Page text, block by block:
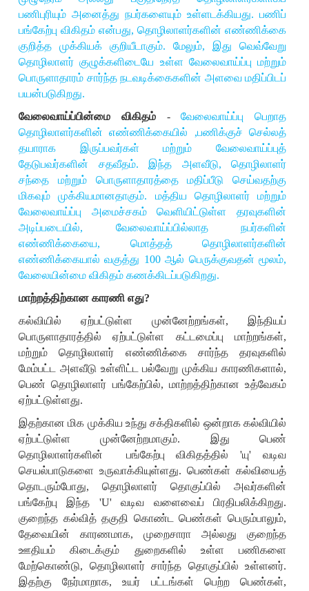
பணிபுரியும் அனைத்து நபர்களையும் உள்ளடக்கியது. பணிப்
பங்கேற்பு விகிதம் என்பது, தொழிலாளர்களின் எண்ணிக்கை
குறித்த முக்கியக் குறியீடாகும். மேலும், இது வெவ்வேறு
தொழிலாளர் குழுக்களிடையே உள்ள வேலைவாய்ப்பு மற்றும்
பொருளாதாரம் சார்ந்த நடவடிக்கைகளின் அளவை மதிப்பிடப்
பயன்படுகிறது.
வேலைவாய்ப்பின்மை விகிதம்-வேலைவாய்ப்பு பெறாத
தொழிலாளர்களின் எண்ணிக்கையில் ,பணிக்குச் செல்லத்
தயாராக இருப்பவர்கள் மற்றும் வேலைவாய்ப்புத்
தேடுபவர்களின் சதவீதம். இந்த அளவீடு, தொழிலாளர்
சந்தை மற்றும் பொருளாதாரத்தை மதிப்பீடு செய்வதற்கு
மிகவும் முக்கியமானதாகும். மத்திய தொழிலாளர் மற்றும்
வேலைவாய்ப்பு அமைச்சகம் வெளியிட்டுள்ள தரவுகளின்
அடிப்படையில், வேலைவாய்ப்பில்லாத நபர்களின்
எண்ணிக்கையை, மொத்தத் தொழிலாளர்களின்
எண்ணிக்கையால் வகுத்து 100ஆல் பெருக்குவதன் மூலம்,
வேலையின்மை விகிதம் கணக்கிடப்படுகிறது.
மாற்றத்திற்கான காரணி எது?
கல்வியில் ஏற்பட்டுள்ள முன்னேற்றங்கள், இந்தியப்
பொருளாதாரத்தில் ஏற்பட்டுள்ள கட்டமைப்பு மாற்றங்கள்,
மற்றும் தொழிலாளர் எண்ணிக்கை சார்ந்த தரவுகளில்
மேம்பட்ட அளவீடு உள்ளிட்ட பல்வேறு முக்கிய காரணிகளால்,
பெண் தொழிலாளர் பங்கேற்பில், மாற்றத்திற்கான உத்வேகம்
ஏற்பட்டுள்ளது.
இதற்கான மிக முக்கிய உந்து சக்திகளில் ஒன்றாக கல்வியில்
ஏற்பட்டுள்ள முன்னேற்றமாகும். இது பெண்
தொழிலாளர்களின் பங்கேற்பு விகிதத்தில்'யு'வடிவ
செயல்பாடுகளை உருவாக்கியுள்ளது. பெண்கள் கல்வியைத்
தொடரும்போது, தொழிலாளர் தொகுப்பில் அவர்களின்
பங்கேற்பு இந்த 'U'வடிவ வளைவைப் பிரதிபலிக்கிறது.
குறைந்த கல்வித் தகுதி கொண்ட பெண்கள் பெரும்பாலும்,
தேவையின் காரணமாக, முறைசாரா அல்லது குறைந்த
ஊதியம் கிடைக்கும் துறைகளில் உள்ள பணிகளை
மேற்கொண்டு, தொழிலாளர் சார்ந்த தொகுப்பில் உள்ளனர்.
இதற்கு நேர்மாறாக,உயர் பட்டங்கள் பெற்ற பெண்கள்,